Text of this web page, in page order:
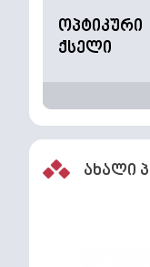
ოპტიკური
ქსელი
ახალი